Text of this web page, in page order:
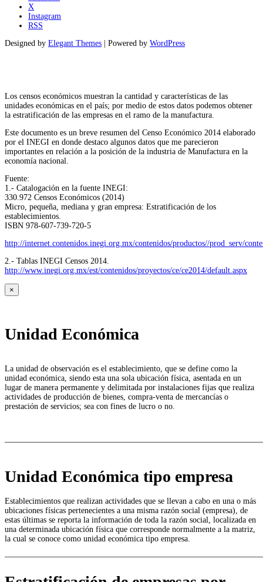
X
Instagram
RSS
Designed by Elegant Themes | Powered by WordPress
Los censos económicos muestran la cantidad y características de las
unidades económicas en el país; por medio de estos datos podemos obtener
la estratificación de las empresas en el ramo de la manufactura.
Este documento es un breve resumen del Censo Económico 2014 elaborado
por el INEGI en donde destaco algunos datos que me parecieron
importantes en relación a la posición de la industria de Manufactura en la
economía nacional.
Fuente:
1.- Catalogación en la fuente INEGI:
330.972 Censos Económicos (2014)
Micro, pequeña, mediana y gran empresa: Estratificación de los
establecimientos.
ISBN 978-607-739-720-5
http://internet.contenidos.inegi.org.mx/contenidos/productos//prod_serv/
2.- Tablas INEGI Censos 2014.
http://www.inegi.org.mx/est/contenidos/proyectos/ce/ce2014/default.aspx
×
Unidad Económica
La unidad de observación es el establecimiento, que se define como la
unidad económica, siendo esta una sola ubicación física, asentada en un
lugar de manera permanente y delimitada por instalaciones fijas que realiza
actividades de producción de bienes, compra-venta de mercancías o
prestación de servicios; sea con fines de lucro o no.
Unidad Económica tipo empresa
Establecimientos que realizan actividades que se llevan a cabo en una o más
ubicaciones físicas pertenecientes a una misma razón social (empresa), de
estas últimas se reporta la información de toda la razón social, localizada en
una determinada ubicación física que corresponde normalmente a la matriz,
la cual se conoce como unidad económica tipo empresa.